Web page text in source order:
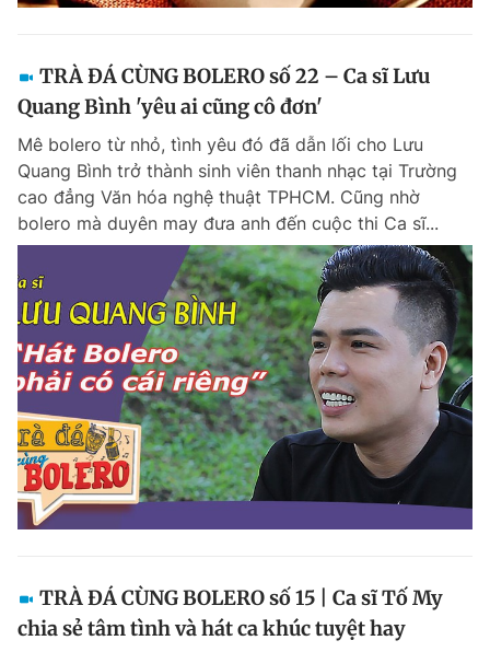
TRÀ ĐÁ CÙNG BOLERO số 22 – Ca sĩ Lưu
Quang Bình 'yêu ai cũng cô đơn'
Mê bolero từ nhỏ, tình yêu đó đã dẫn lối cho Lưu
Quang Bình trở thành sinh viên thanh nhạc tại Trường
cao đẳng Văn hóa nghệ thuật TPHCM. Cũng nhờ
bolero mà duyên may đưa anh đến cuộc thi Ca sĩ...
TRÀ ĐÁ CÙNG BOLERO số 15 | Ca sĩ Tố My
chia sẻ tâm tình và hát ca khúc tuyệt hay